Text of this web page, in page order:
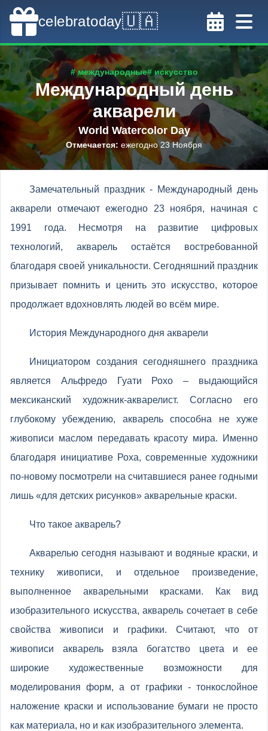
celebratoday🇺🇦
# международные# искусство
Международный день
акварели
World Watercolor Day
Отмечается: ежегодно 23 Ноября
Замечательный праздник - Международный день
акварели отмечают ежегодно 23 ноября, начиная с
1991 года. Несмотря на развитие цифровых
технологий, акварель остаётся востребованной
благодаря своей уникальности. Сегодняшний праздник
призывает помнить и ценить это искусство, которое
продолжает вдохновлять людей во всём мире.
История Международного дня акварели
Инициатором создания сегодняшнего праздника
является Альфредо Гуати Рохо – выдающийся
мексиканский художник-акварелист. Согласно его
глубокому убеждению, акварель способна не хуже
живописи маслом передавать красоту мира. Именно
благодаря инициативе Роха, современные художники
по-новому посмотрели на считавшиеся ранее годными
лишь «для детских рисунков» акварельные краски.
Что такое акварель?
Акварелью сегодня называют и водяные краски, и
технику живописи, и отдельное произведение,
выполненное акварельными красками. Как вид
изобразительного искусства, акварель сочетает в себе
свойства живописи и графики. Считают, что от
живописи акварель взяла богатство цвета и ее
широкие художественные возможности для
моделирования форм, а от графики - тонкослойное
наложение краски и использование бумаги не просто
как материала, но и как изобразительного элемента.